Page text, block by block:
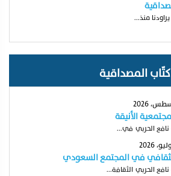
منذ...
كتّاب المصداقية
الأنيقة
نافع الحربي في...
في المجتمع السعودي
الحربي الثقافة...